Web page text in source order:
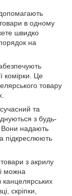
в одному
швидко
на
комірки. Це
товару
та
з будь-
Вони надають
підкреслюють
товари з акрилу
можна
канцелярських
скріпки,